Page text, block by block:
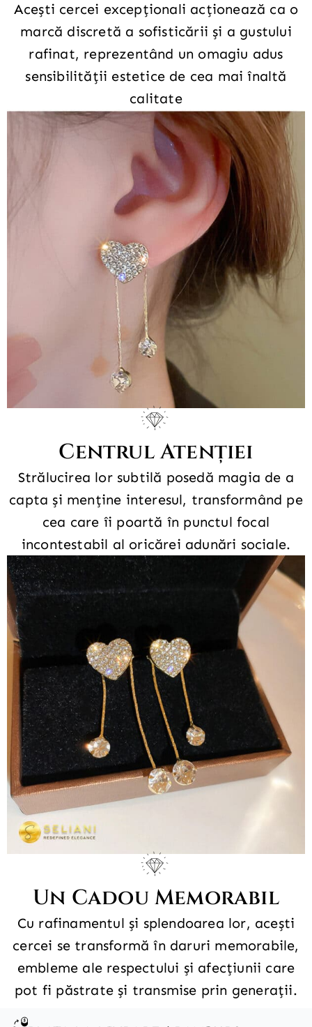
Acești cercei excepționali acționează ca o
marcă discretă a sofisticării și a gustului
rafinat, reprezentând un omagiu adus
sensibilității estetice de cea mai înaltă
calitate
Centrul Atenției
Strălucirea lor subtilă posedă magia de a
capta și menține interesul, transformând pe
cea care îi poartă în punctul focal
incontestabil al oricărei adunări sociale.
Un Cadou Memorabil
Cu rafinamentul și splendoarea lor, acești
cercei se transformă în daruri memorabile,
embleme ale respectului și afecțiunii care
pot fi păstrate și transmise prin generații.